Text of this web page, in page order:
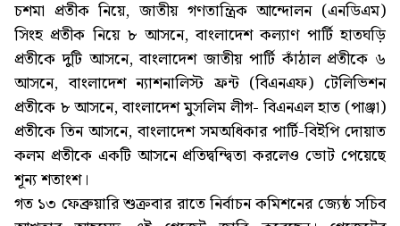
চশমা প্রতীক নিয়ে, জাতীয় গণতান্ত্রিক আন্দোলন (এনডিএম)
সিংহ প্রতীক নিয়ে ৮ আসনে, বাংলাদেশ কল্যাণ পার্টি হাতঘড়ি
প্রতীকে দুটি আসনে, বাংলাদেশ জাতীয় পার্টি কাঁঠাল প্রতীকে ৬
আসনে, বাংলাদেশ ন্যাশনালিস্ট ফ্রন্ট (বিএনএফ) টেলিভিশন
প্রতীকে ৮ আসনে, বাংলাদেশ মুসলিম লীগ- বিএনএল হাত (পাঞ্জা)
প্রতীকে তিন আসনে, বাংলাদেশ সমঅধিকার পার্টি-বিইপি দোয়াত
কলম প্রতীকে একটি আসনে প্রতিদ্বন্দ্বিতা করলেও ভোট পেয়েছে
শূন্য শতাংশ।
গত ১৩ ফেব্রুয়ারি শুক্রবার রাতে নির্বাচন কমিশনের জ্যেষ্ঠ সচিব